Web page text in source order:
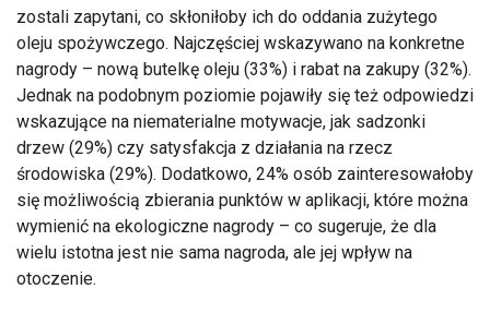
zostali zapytani, co skłoniłoby ich do oddania zużytego
oleju spożywczego. Najczęściej wskazywano na konkretne
nagrody – nową butelkę oleju (33%) i rabat na zakupy (32%).
Jednak na podobnym poziomie pojawiły się też odpowiedzi
wskazujące na niematerialne motywacje, jak sadzonki
drzew (29%) czy satysfakcja z działania na rzecz
środowiska (29%). Dodatkowo, 24% osób zainteresowałoby
się możliwością zbierania punktów w aplikacji, które można
wymienić na ekologiczne nagrody – co sugeruje, że dla
wielu istotna jest nie sama nagroda, ale jej wpływ na
otoczenie.